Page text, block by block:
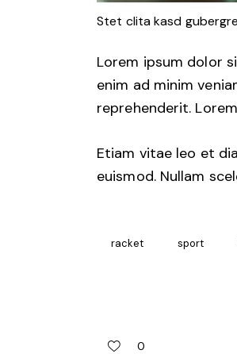
Stet clita kasd
Lorem ipsum dolor
enim ad minim
reprehenderit.
Etiam vitae leo et
euismod. Nullam
racket sport
0